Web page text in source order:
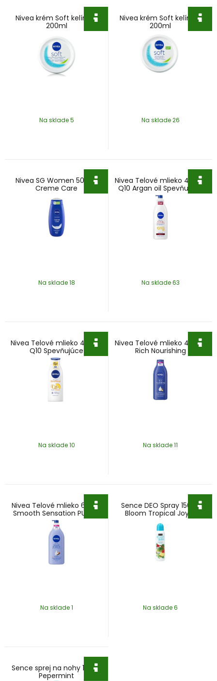
Nivea krém Soft kelímok
200ml
Na sklade 5
Nivea krém Soft kelímok
200ml
Na sklade 26
Nivea SG Women 500ml
Creme Care
Na sklade 18
Nivea Telové mlieko 400ml
Q10 Argan oil Spevňujúce
Na sklade 63
Nivea Telové mlieko 400ml
Q10 Spevňujúce
Na sklade 10
Nivea Telové mlieko 400ml
Rich Nourishing
Na sklade 11
Nivea Telové mlieko 625ml
Smooth Sensation PUMPA
Na sklade 1
Sence DEO Spray 150ml
Bloom Tropical Joy &
Coconut
Na sklade 6
Sence sprej na nohy 150ml
Pepermint